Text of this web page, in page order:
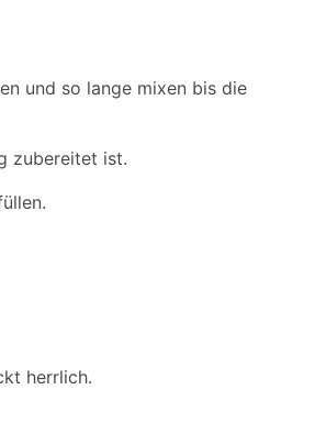
und so lange mixen bis die
zubereitet ist.
herrlich.